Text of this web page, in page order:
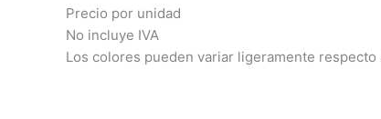
Precio por unidad
No incluye IVA
Los colores pueden variar ligeramente respecto